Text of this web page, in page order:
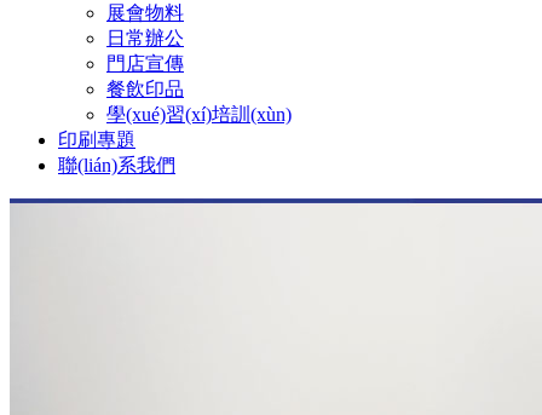
展會物料
日常辦公
門店宣傳
餐飲印品
學(xué)習(xí)培訓(xùn)
印刷專題
聯(lián)系我們